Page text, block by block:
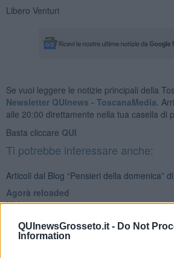
QUInewsGrosseto.it - Do Not
Information
Libero Venturi
Se vuoi leggere le notizie principali della
Newsletter QUInews - ToscanaMedia.
alle 20:00 direttamente nella tua casella di
Basta cliccare QUI
Ti potrebbe interessare anche:
Articoli dal Blog “Pensieri della domenica”
​Agorà reloaded
Ultimo
Carrà
Può darsi